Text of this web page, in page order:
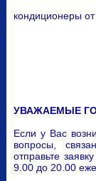
кондиционеры
УВАЖАЕМЫЕ
Если у Вас
вопросы,
отправьте
9.00 до 20.00